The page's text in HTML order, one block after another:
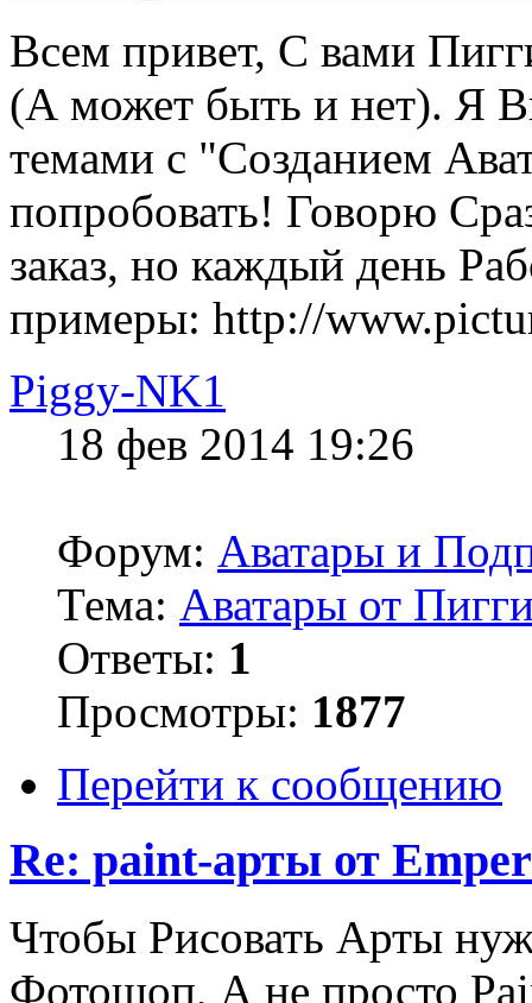
Всем привет, С вами
(А может быть и нет). Я
темами с "Созданием
попробовать! Говорю
заказ, но каждый день
примеры: http://
Piggy-NK1
18 фев 2014 19:26
Форум: Аватары и
Тема: Аватары от
Ответы: 1
Просмотры: 1877
Перейти к сообщению
Re: paint-арты от
Чтобы Рисовать Арты
Фотошоп, А не просто